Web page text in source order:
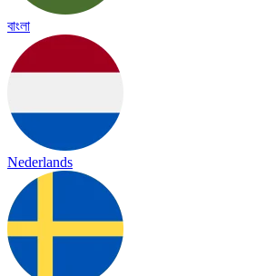
বাংলা
Nederlands